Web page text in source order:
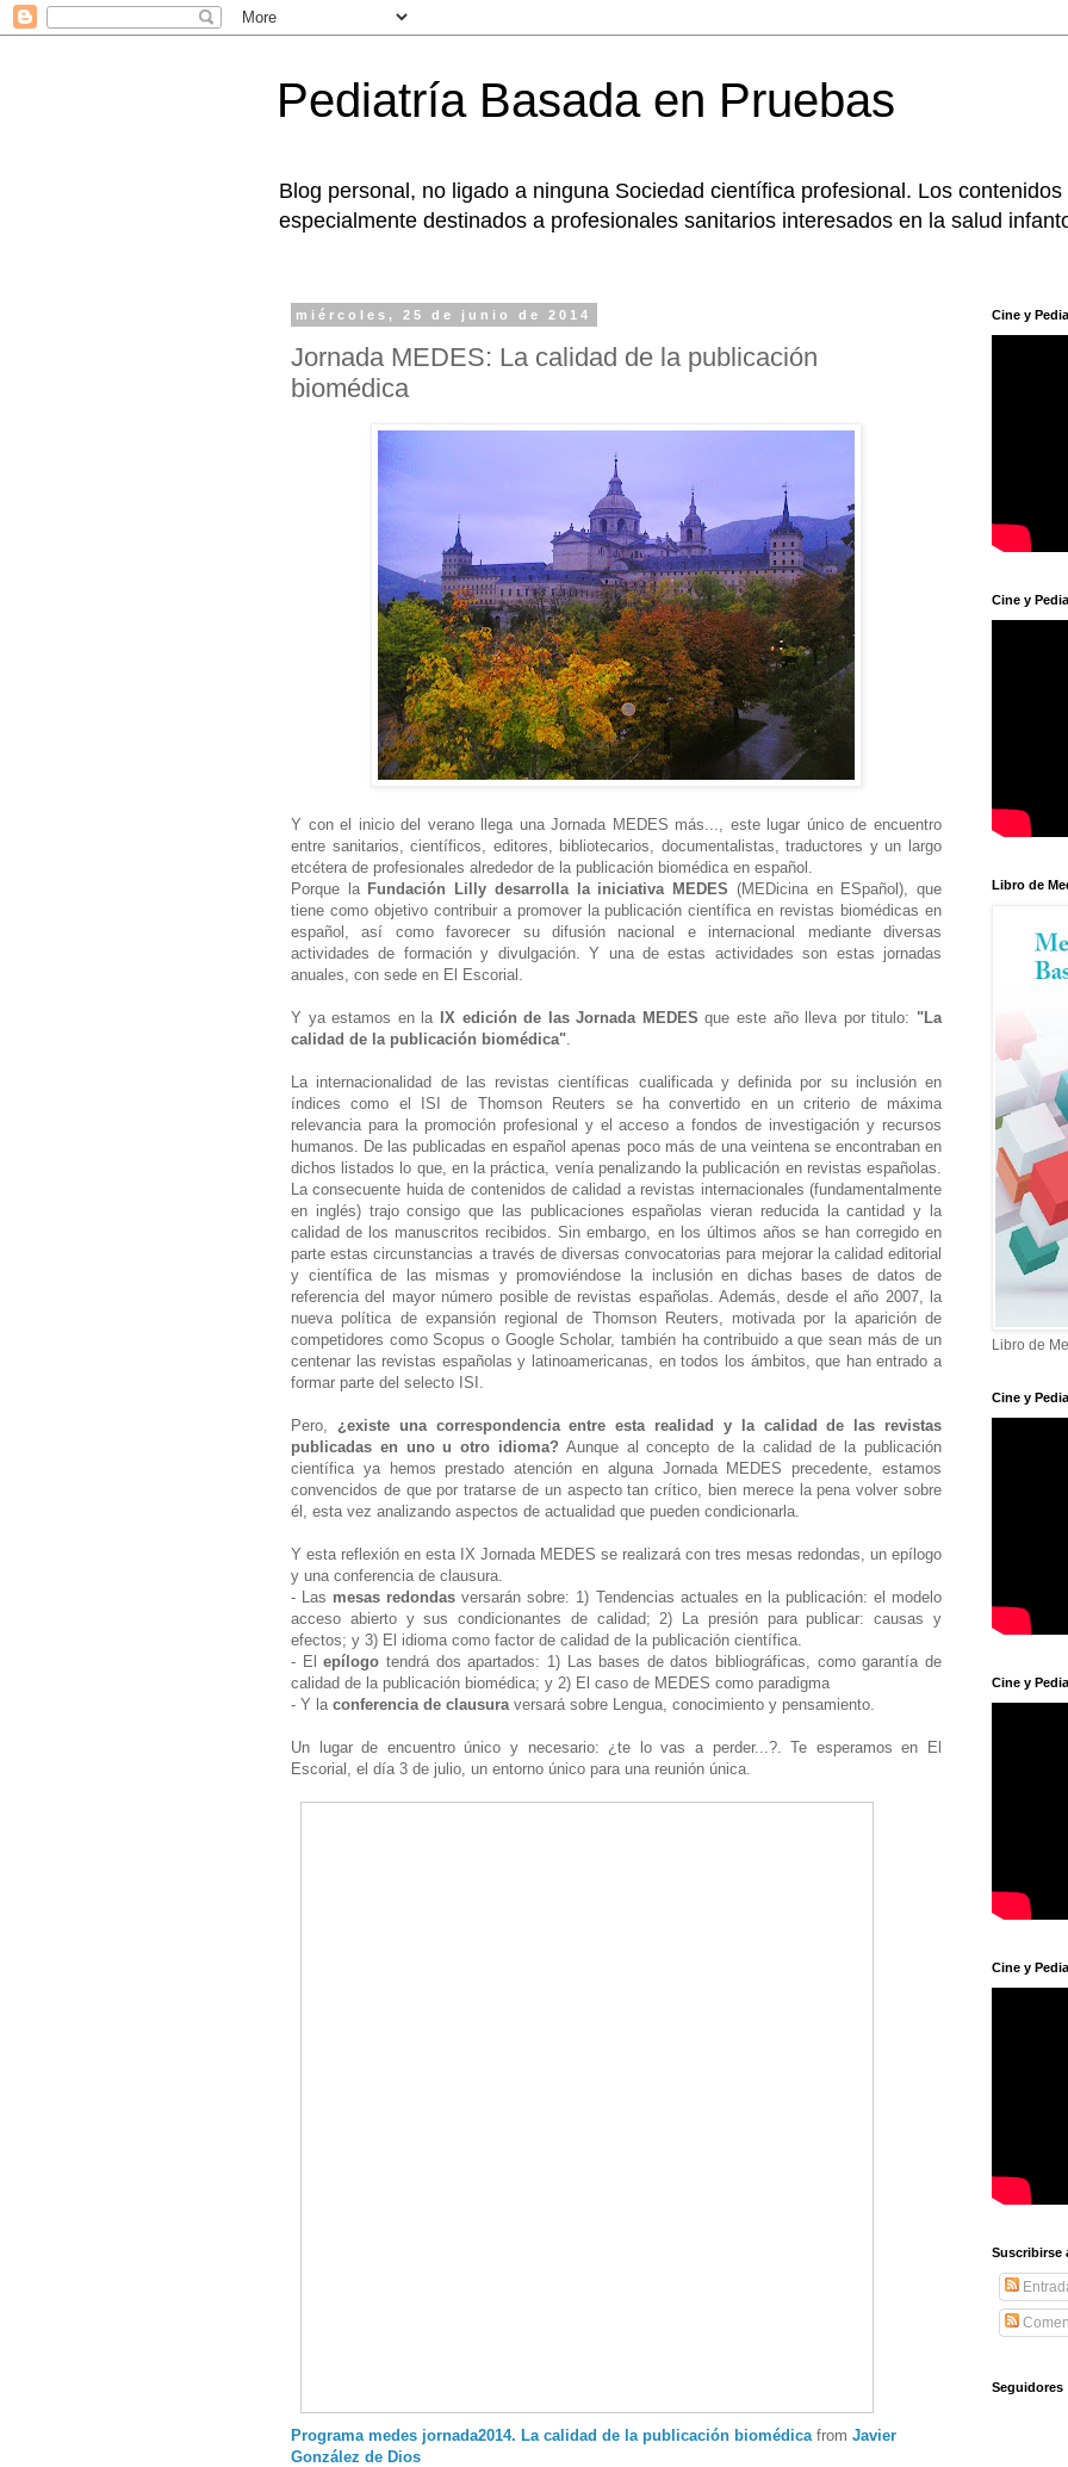
Pediatría Basada en Pruebas
Blog personal, no ligado a ninguna Sociedad científica profesional. Los
especialmente destinados a profesionales sanitarios interesados en la salud
miércoles, 25 de junio de 2014
Jornada MEDES: La calidad de la publicación
biomédica
Y con el inicio del verano llega una Jornada MEDES más..., este lugar único de encuentro
entre sanitarios, científicos, editores, bibliotecarios, documentalistas, traductores y un largo
etcétera de profesionales alrededor de la publicación biomédica en español.
Porque la Fundación Lilly desarrolla la iniciativa MEDES (MEDicina en ESpañol), que
tiene como objetivo contribuir a promover la publicación científica en revistas biomédicas en
español, así como favorecer su difusión nacional e internacional mediante diversas
actividades de formación y divulgación. Y una de estas actividades son estas jornadas
anuales, con sede en El Escorial.
Y ya estamos en la IX edición de las Jornada MEDES que este año lleva por titulo: "La
calidad de la publicación biomédica"
La internacionalidad de las revistas científicas cualificada y definida por su inclusión en
índices como el ISI de Thomson Reuters se ha convertido en un criterio de máxima
relevancia para la promoción profesional y el acceso a fondos de investigación y recursos
humanos. De las publicadas en español apenas poco más de una veintena se encontraban en
dichos listados lo que, en la práctica, venía penalizando la publicación en revistas españolas.
La consecuente huida de contenidos de calidad a revistas internacionales (fundamentalmente
en inglés) trajo consigo que las publicaciones españolas vieran reducida la cantidad y la
calidad de los manuscritos recibidos. Sin embargo, en los últimos años se han corregido en
parte estas circunstancias a través de diversas convocatorias para mejorar la calidad editorial
y científica de las mismas y promoviéndose la inclusión en dichas bases de datos de
referencia del mayor número posible de revistas españolas. Además, desde el año 2007, la
nueva política de expansión regional de Thomson Reuters, motivada por la aparición de
competidores como Scopus o Google Scholar, también ha contribuido a que sean más de un
centenar las revistas españolas y latinoamericanas, en todos los ámbitos, que han entrado a
formar parte del selecto ISI.
Pero, ¿existe una correspondencia entre esta realidad y la calidad de las revistas
publicadas en uno u otro idioma? Aunque al concepto de la calidad de la publicación
científica ya hemos prestado atención en alguna Jornada MEDES precedente, estamos
convencidos de que por tratarse de un aspecto tan crítico, bien merece la pena volver sobre
él, esta vez analizando aspectos de actualidad que pueden condicionarla.
Y esta reflexión en esta IX Jornada MEDES se realizará con tres mesas redondas, un epílogo
y una conferencia de clausura.
- Las mesas redondas versarán sobre: 1) Tendencias actuales en la publicación: el modelo
acceso abierto y sus condicionantes de calidad; 2) La presión para publicar: causas y
efectos; y 3) El idioma como factor de calidad de la publicación científica.
- Elepílogo tendrá dos apartados: 1) Las bases de datos bibliográficas, como garantía de
calidad de la publicación biomédica; y 2) El caso de MEDES como paradigma
- Y la conferencia de clausura versará sobre Lengua, conocimiento y pensamiento.
Un lugar de encuentro único y necesario: ¿te lo vas a perder...?. Te esperamos en El
Escorial, el día 3 de julio, un entorno único para una reunión única.
Programa medes jornada2014. La calidad de la publicación biomédica from Javier
González de Dios
Cine y
Cine y
Libro de
Libro de
Cine y
Cine y
Cine y
Suscribirse
Seguidores